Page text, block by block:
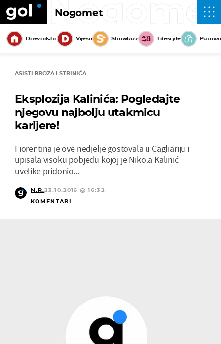
Nogomet
Dnevnik.hr Vijesti Showbizz Lifestyle
ASISTI BROZA I STRINIĆA
Eksplozija Kalinića: Pogledajte
njegovu najbolju utakmicu
karijere!
Fiorentina je ove nedjelje gostovala u Cagliariju i
upisala visoku pobjedu kojoj je Nikola Kalinić
uvelike pridonio...
N.R.23.10.2016 @ 16:32
KOMENTARI